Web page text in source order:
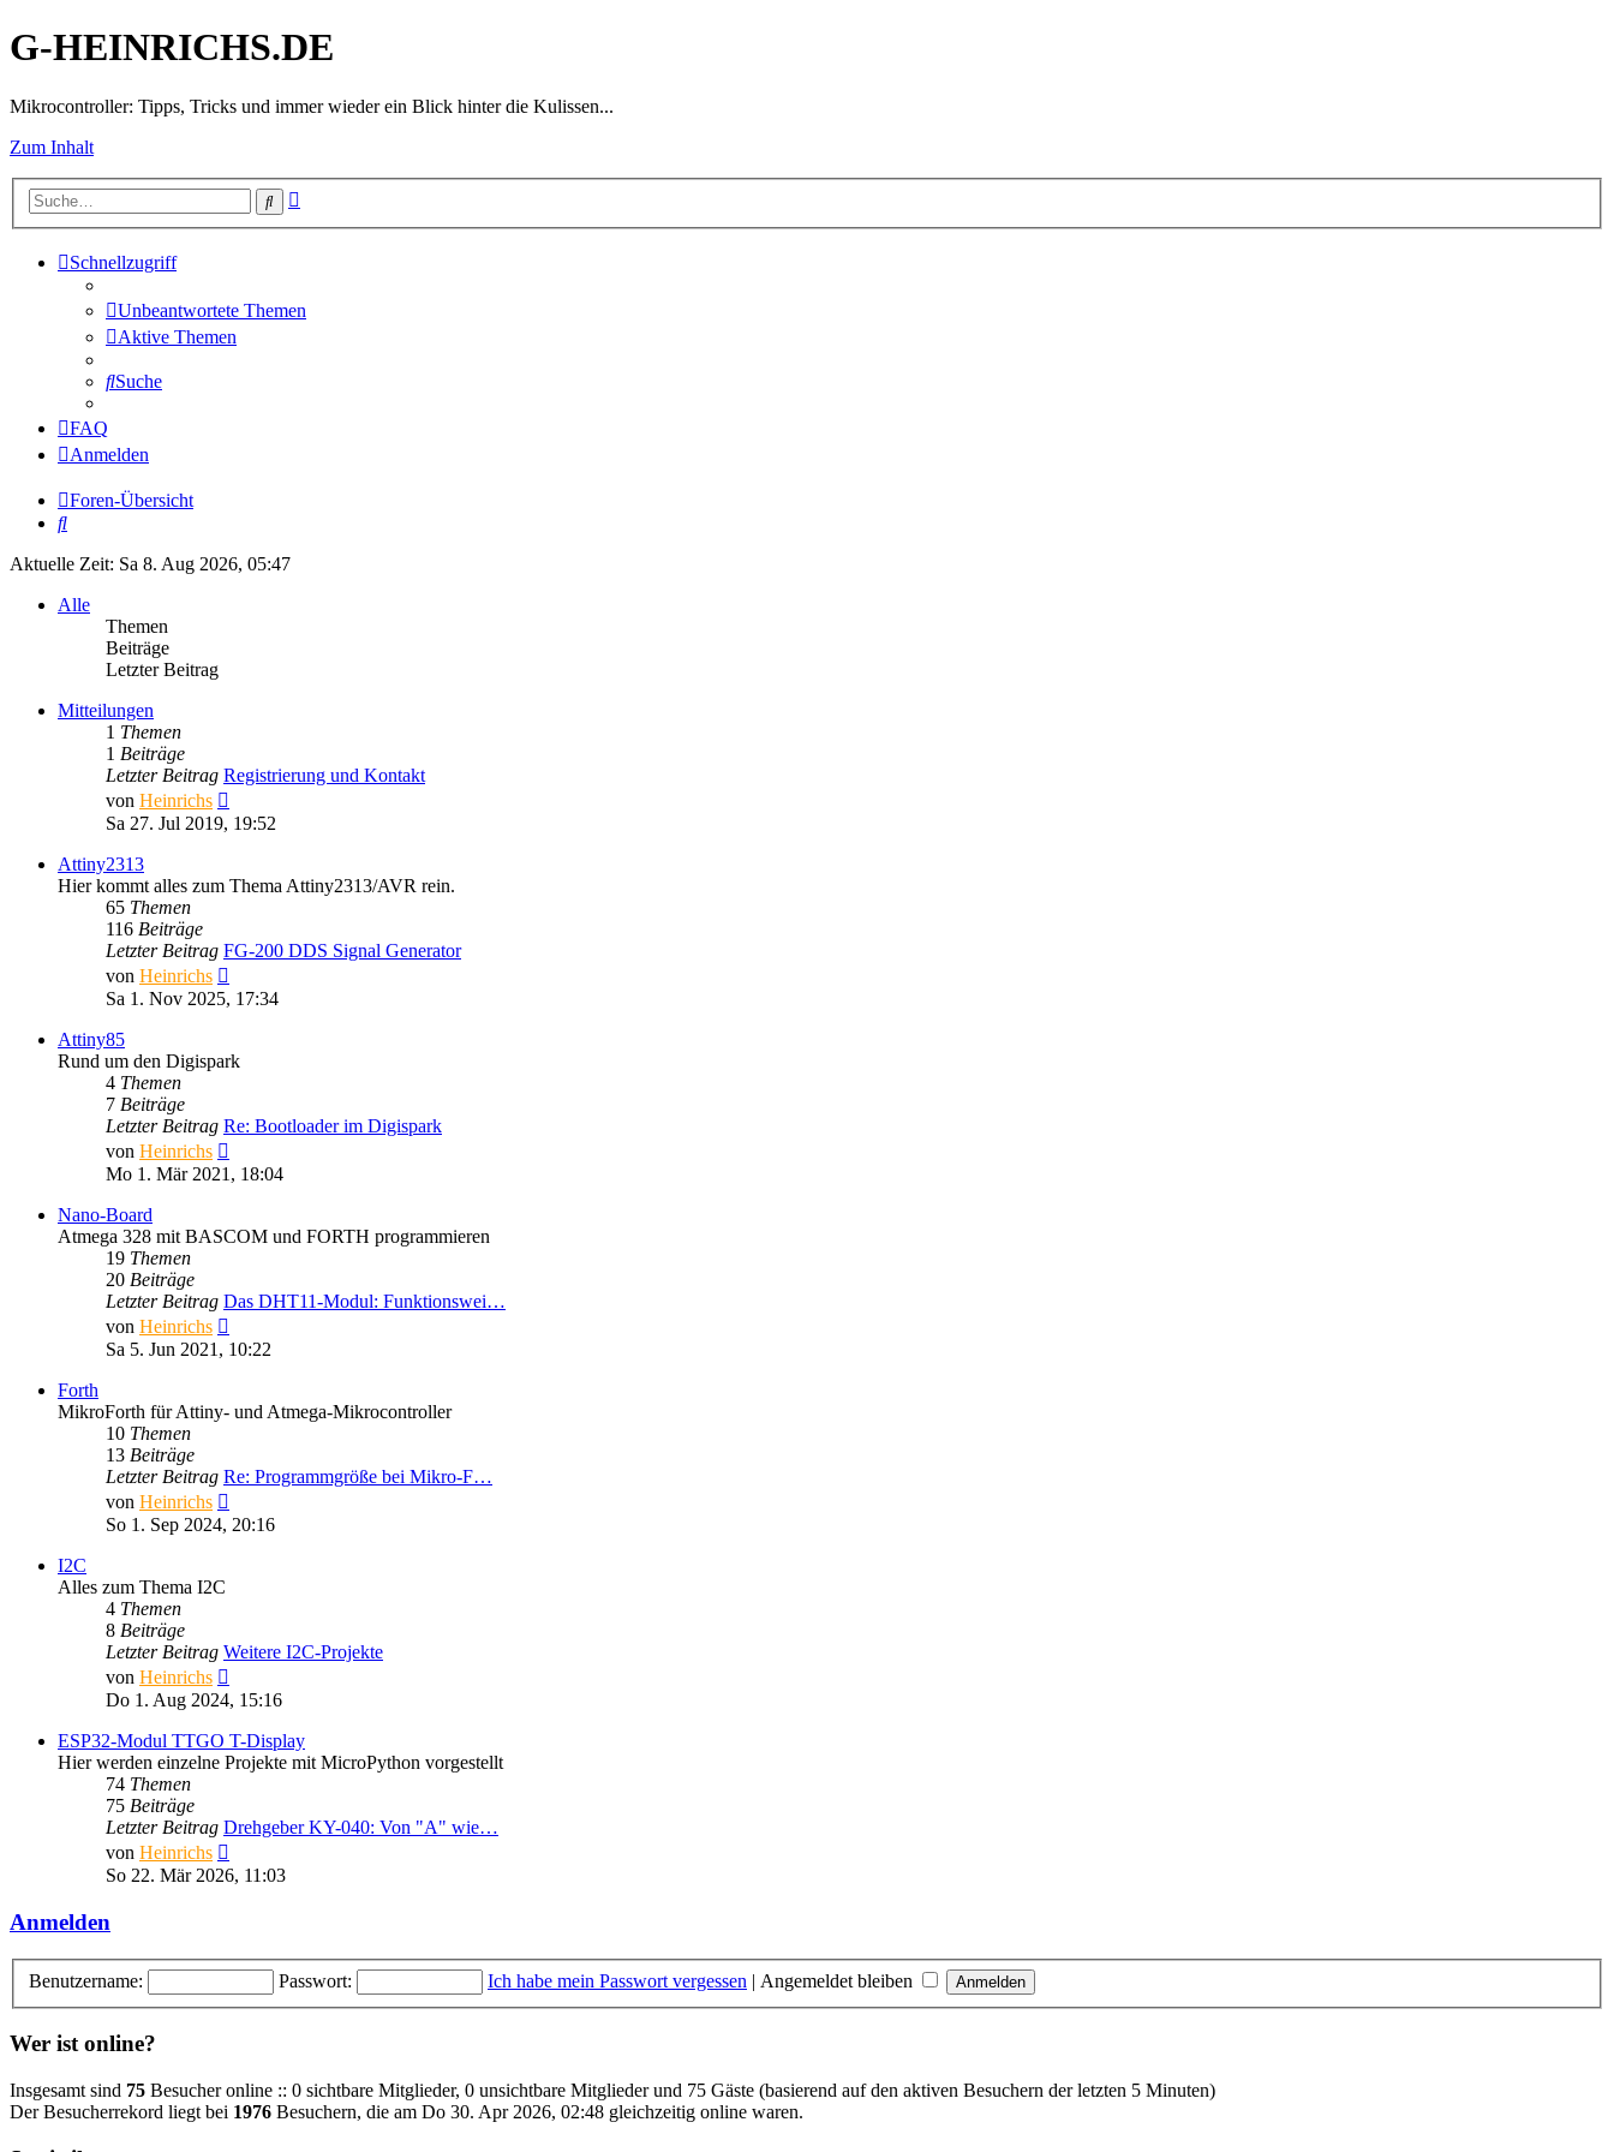
G-HEINRICHS.DE
Mikrocontroller: Tipps, Tricks und immer wieder ein Blick hinter die Kulissen...
Zum Inhalt
Suche
Schnellzugriff
Unbeantwortete Themen
Aktive Themen
Suche
FAQ
Anmelden
Foren-Übersicht
Suche
Aktuelle Zeit: Sa 8. Aug 2026, 05:47
Alle
Themen
Beiträge
Letzter Beitrag
Mitteilungen
1 Themen
1 Beiträge
Letzter Beitrag Registrierung und Kontakt
von Heinrichs
Beitrag
Sa 27. Jul 2019, 19:52
Attiny2313
Hier kommt alles zum Thema Attiny2313/AVR rein.
65 Themen
116 Beiträge
Letzter Beitrag FG-200 DDS Signal Generator
von Heinrichs
Beitrag
Sa 1. Nov 2025, 17:34
Attiny85
Rund um den Digispark
4 Themen
7 Beiträge
Letzter Beitrag Re: Bootloader im Digispark
von Heinrichs
Beitrag
Mo 1. Mär 2021, 18:04
Nano-Board
Atmega 328 mit BASCOM und FORTH programmieren
19 Themen
20 Beiträge
Letzter Beitrag Das DHT11-Modul: Funktionswei…
von Heinrichs
Beitrag
Sa 5. Jun 2021, 10:22
Forth
MikroForth für Attiny- und Atmega-Mikrocontroller
10 Themen
13 Beiträge
Letzter Beitrag Re: Programmgröße bei Mikro-F…
von Heinrichs
Beitrag
So 1. Sep 2024, 20:16
I2C
Alles zum Thema I2C
4 Themen
8 Beiträge
Letzter Beitrag Weitere I2C-Projekte
von Heinrichs
Beitrag
Do 1. Aug 2024, 15:16
ESP32-Modul TTGO T-Display
Hier werden einzelne Projekte mit MicroPython vorgestellt
74 Themen
75 Beiträge
Letzter Beitrag Drehgeber KY-040: Von "A" wie…
von Heinrichs
Beitrag
So 22. Mär 2026, 11:03
Anmelden
Benutzername: Passwort: Ich habe mein Passwort vergessen | Angemeldet bleiben
Wer ist online?
Insgesamt sind 75 Besucher online :: 0 sichtbare Mitglieder, 0 unsichtbare Mitglieder und 75 Gäste (basierend auf den aktiven Besuchern der letzten 5 Minuten)
Der Besucherrekord liegt bei 1976 Besuchern, die am Do 30. Apr 2026, 02:48 gleichzeitig online waren.